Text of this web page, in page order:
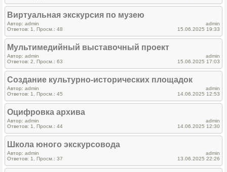
Виртуальная экскурсия по музею
Автор: admin
Ответов: 1, Просм.: 48
admin
15.06.2025 19:33
Мультимедийный выставочный проект
Автор: admin
Ответов: 2, Просм.: 63
admin
15.06.2025 17:03
Создание культурно-исторических площадок
Автор: admin
Ответов: 1, Просм.: 45
admin
14.06.2025 12:53
Оцифровка архива
Автор: admin
Ответов: 1, Просм.: 44
admin
14.06.2025 12:30
Школа юного экскурсовода
Автор: admin
Ответов: 1, Просм.: 37
admin
13.06.2025 22:26